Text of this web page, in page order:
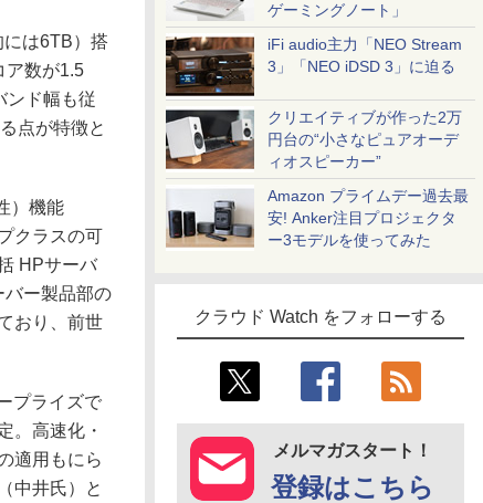
ゲーミングノート」
iFi audio主力「NEO Stream
3」「NEO iDSD 3」に迫る
クリエイティブが作った2万
円台の“小さなピュアオーデ
ィオスピーカー”
Amazon プライムデー過去最
安! Anker注目プロジェクタ
ー3モデルを使ってみた
クラウド Watch をフォローする
メルマガスタート！
登録はこちら
は6TB）搭
ア数が1.5
ンド幅も従
点が特徴と
）機能
クラスの可
HPサーバ
バー製品部の
おり、前世
プライズで
。高速化・
適用もにら
中井氏）と